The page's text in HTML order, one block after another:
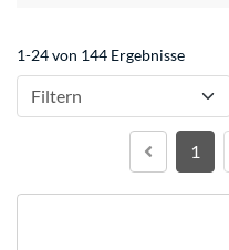
1-24 von 144 Ergebnisse
Filtern
1